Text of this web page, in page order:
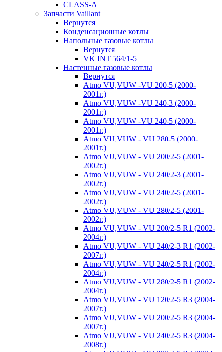
CLASS-A
Запчасти Vaillant
Вернутся
Конденсационные котлы
Напольные газовые котлы
Вернутся
VK INT 564/1-5
Настенные газовые котлы
Вернутся
Atmo VU,VUW -VU 200-5 (2000-
2001г.)
Atmo VU,VUW -VU 240-3 (2000-
2001г.)
Atmo VU,VUW -VU 240-5 (2000-
2001г.)
Atmo VU,VUW - VU 280-5 (2000-
2001г.)
Atmo VU,VUW - VU 200/2-5 (2001-
2002г.)
Atmo VU,VUW - VU 240/2-3 (2001-
2002г.)
Atmo VU,VUW - VU 240/2-5 (2001-
2002г.)
Atmo VU,VUW - VU 280/2-5 (2001-
2002г.)
Atmo VU,VUW - VU 200/2-5 R1 (2002-
2004г.)
Atmo VU,VUW - VU 240/2-3 R1 (2002-
2007г.)
Atmo VU,VUW - VU 240/2-5 R1 (2002-
2004г.)
Atmo VU,VUW - VU 280/2-5 R1 (2002-
2004г.)
Atmo VU,VUW - VU 120/2-5 R3 (2004-
2007г.)
Atmo VU,VUW - VU 200/2-5 R3 (2004-
2007г.)
Atmo VU,VUW - VU 240/2-5 R3 (2004-
2008г.)